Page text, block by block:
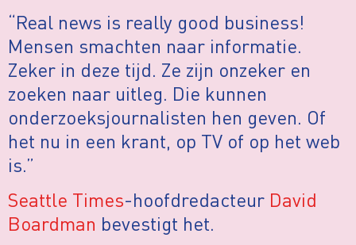
“Real news is really good business!
Mensen smachten naar informatie.
Zeker in deze tijd. Ze zijn onzeker en
zoeken naar uitleg. Die kunnen
onderzoeksjournalisten hen geven. Of
het nu in een krant, op TV of op het web
is.”
Seattle Times-hoofdredacteur David
Boardman bevestigt het.